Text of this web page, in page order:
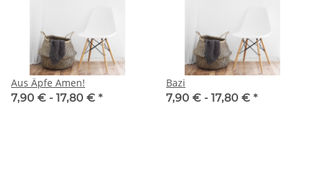
Aus Äpfe Amen!
7,90 € - 17,80 € *
Bazi
7,90 € - 17,80 € *